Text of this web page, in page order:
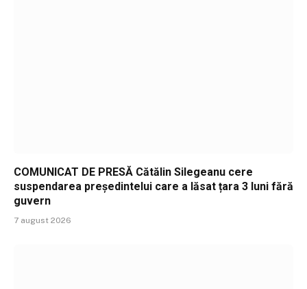
COMUNICAT DE PRESĂ Cătălin Silegeanu cere
suspendarea președintelui care a lăsat țara 3 luni fără
guvern
7 august 2026